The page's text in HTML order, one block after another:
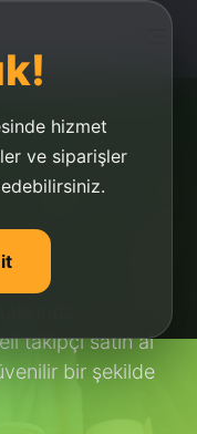
hizmet
ve siparişler
takipçi satın al
bir şekilde